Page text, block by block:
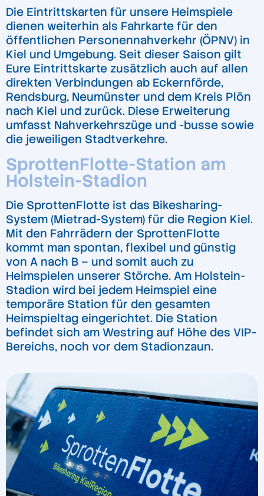
Die Eintrittskarten für unsere Heimspiele
dienen weiterhin als Fahrkarte für den
öffentlichen Personennahverkehr (ÖPNV) in
Kiel und Umgebung. Seit dieser Saison gilt
Eure Eintrittskarte zusätzlich auch auf allen
direkten Verbindungen ab Eckernförde,
Rendsburg, Neumünster und dem Kreis Plön
nach Kiel und zurück. Diese Erweiterung
umfasst Nahverkehrszüge und -busse sowie
die jeweiligen Stadtverkehre.
SprottenFlotte-Station am
Holstein-Stadion
Die SprottenFlotte ist das Bikesharing-
System (Mietrad-System) für die Region Kiel.
Mit den Fahrrädern der SprottenFlotte
kommt man spontan, flexibel und günstig
von A nach B – und somit auch zu
Heimspielen unserer Störche. Am Holstein-
Stadion wird bei jedem Heimspiel eine
temporäre Station für den gesamten
Heimspieltag eingerichtet. Die Station
befindet sich am Westring auf Höhe des VIP-
Bereichs, noch vor dem Stadionzaun.